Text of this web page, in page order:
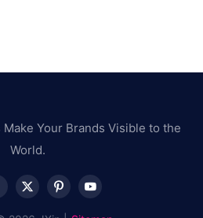
Your Brands Visible to the
World.